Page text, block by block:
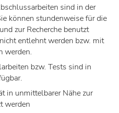
sind in der
können stundenweise für die
zur Recherche benutzt
entlehnt werden bzw. mit
werden.
bzw. Tests sind in
in unmittelbarer Nähe zur
werden